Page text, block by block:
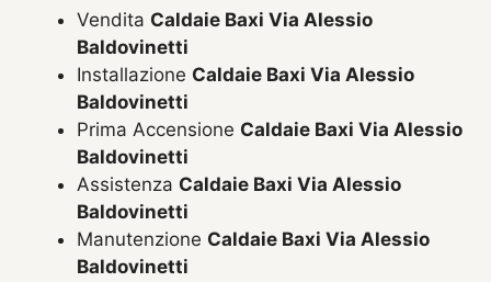
Vendita Caldaie Baxi Via Alessio
Baldovinetti
Installazione Caldaie Baxi Via Alessio
Baldovinetti
Prima Accensione Caldaie Baxi Via Alessio
Baldovinetti
Assistenza Caldaie Baxi Via Alessio
Baldovinetti
Manutenzione Caldaie Baxi Via Alessio
Baldovinetti